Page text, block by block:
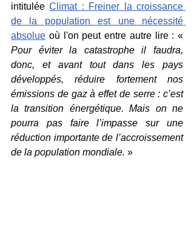
intitulée Climat : Freiner la croissance
de la population est une nécessité
absolue
Pour éviter la catastrophe il faudra,
donc, et avant tout dans les pays
développés, réduire fortement nos
émissions de gaz à effet de serre : c’est
la transition énergétique. Mais on ne
pourra pas faire l’impasse sur une
réduction importante de l’accroissement
de la population mondiale. »